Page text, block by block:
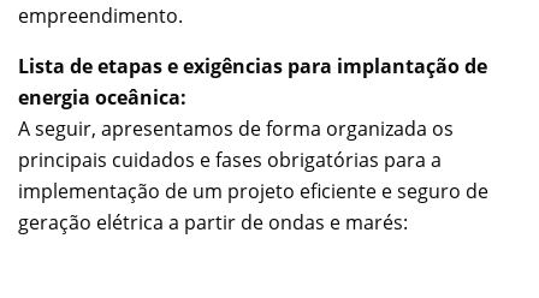
empreendimento.
Lista de etapas e exigências para implantação de
energia oceânica:
A seguir, apresentamos de forma organizada os
principais cuidados e fases obrigatórias para a
implementação de um projeto eficiente e seguro de
geração elétrica a partir de ondas e marés: